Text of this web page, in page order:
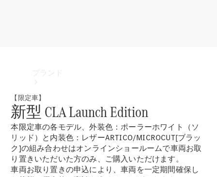
ブランド
【限定車】
新型 CLA Launch Edition
本限定車の各モデル、外装色：ポーラーホワイト（ソ
リッド）と内装色：レザーARTICO/MICROCUT[ブラッ
ク]の組み合わせはオンラインショールームで車両お取
り置きいただいた方のみ、ご購入いただけます。
車両お取り置きの申込により、車両を一定期間確保し